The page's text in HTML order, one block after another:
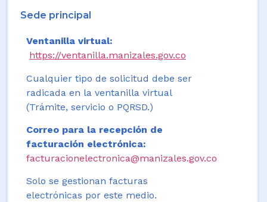
Sede principal
Ventanilla virtual:
https://ventanilla.manizales.gov.co
Cualquier tipo de solicitud debe ser
radicada en la ventanilla virtual
(Trámite, servicio o PQRSD.)
Correo para la recepción de
facturación electrónica:
facturacionelectronica@manizales.gov.co
Solo se gestionan facturas
electrónicas por este medio.